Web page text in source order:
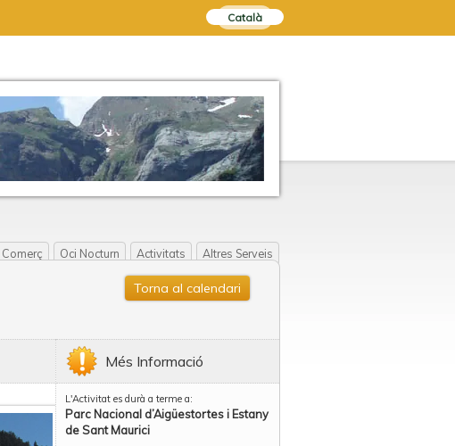
Català
Comerç Oci Nocturn Activitats Altres Serveis
Torna al calendari
Més Informació
L'Activitat es durà a terme a:
Parc Nacional d’Aigüestortes i Estany
de Sant Maurici